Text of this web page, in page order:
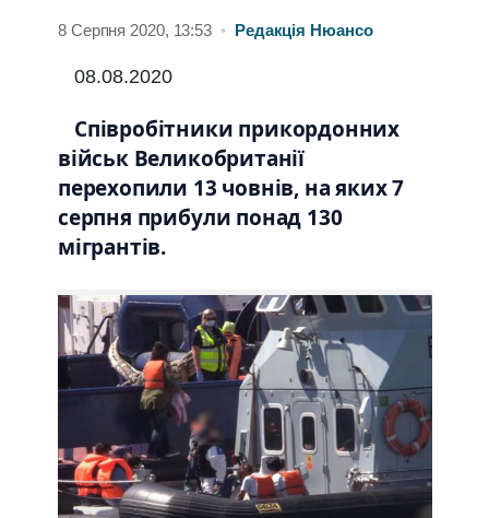
8 Серпня 2020, 13:53 • Редакція Нюансо
08.08.2020
Співробітники прикордонних
військ Великобританії
перехопили 13 човнів, на яких 7
серпня прибули понад 130
мігрантів.